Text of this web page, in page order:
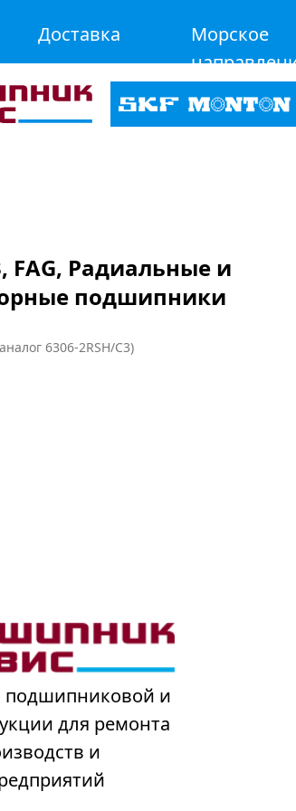
Доставка
Морское
FAG, Радиальные и
подшипники
6306-2RSH/C3)
подшипниковой и
для ремонта
и